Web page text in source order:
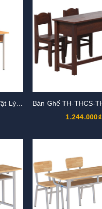
Bàn Phòng Thí Nghiệm Vật Lý BTN101
1.244.000₫